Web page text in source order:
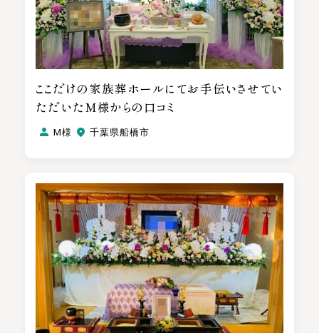
ここだけの家族葬ホールにてお手伝いさせてい
ただいたM様からの口コミ
M様 千葉県船橋市